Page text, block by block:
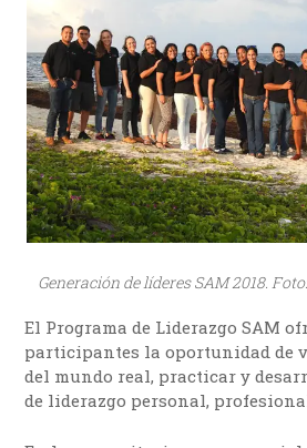
Generación de líderes SAM 2018.
El Programa de Liderazgo SAM
participantes la oportunidad de
del mundo real, practicar y
de liderazgo personal,